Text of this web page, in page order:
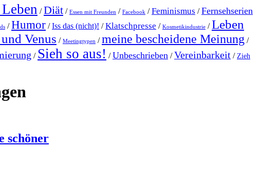
/Diät / Essen mit Freunden / Facebook /Feminismus /Fernsehserien
/Humor /Iss das (nicht)! /Klatschpresse / Kosmetikindustrie /Leben
Venus / Meetingtypen /meine bescheidene Meinung /
/ Sieh so aus! /Unbeschrieben /Vereinbarkeit / Zieh
schöner